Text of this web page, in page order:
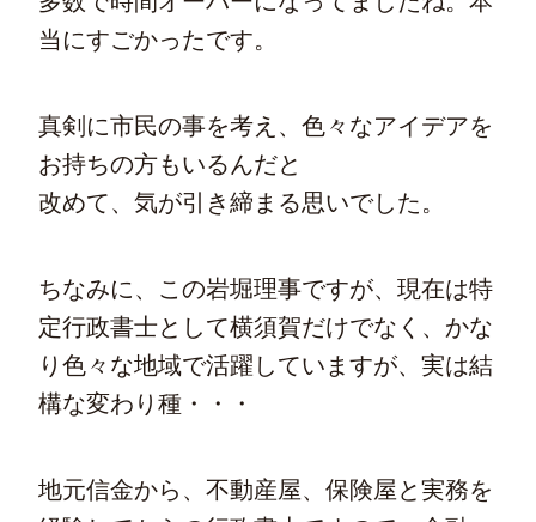
当にすごかったです。
真剣に市民の事を考え、色々なアイデアを
お持ちの方もいるんだと
改めて、気が引き締まる思いでした。
ちなみに、この岩堀理事ですが、現在は特
定行政書士として横須賀だけでなく、かな
り色々な地域で活躍していますが、実は結
構な変わり種・・・
地元信金から、不動産屋、保険屋と実務を